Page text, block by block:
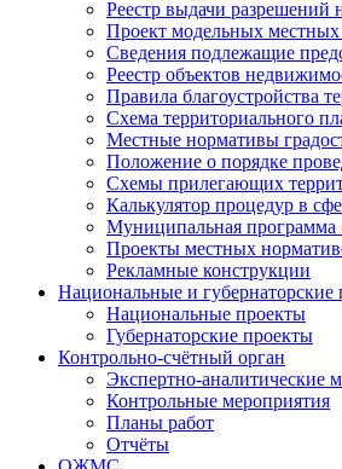
Реестр выдачи разрешений
Проект модельных местных
Сведения подлежащие
Реестр объектов
Правила благоустройства
Схема территориального
Местные нормативы
Положение о порядке
Схемы прилегающих
Калькулятор процедур в
Муниципальная программа
Проекты местных
Рекламные конструкции
Национальные и губернаторские
Национальные проекты
Губернаторские проекты
Контрольно-счётный орган
Экспертно-аналитические
Контрольные мероприятия
Планы работ
Отчёты